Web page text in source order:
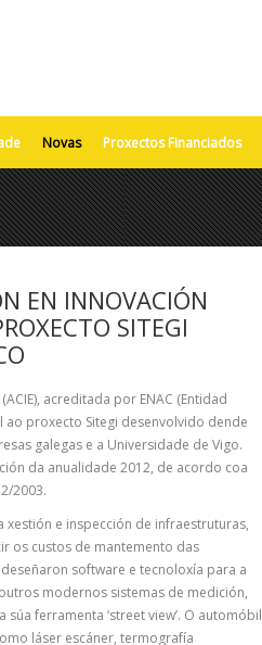
Novas Proxectos Financiados
EN INNOVACIÓN
SITEGI
acreditada por ENAC (Entidad
ao proxecto Sitegi desenvolvido dende
galegas e a Universidade de Vigo.
da anualidade 2012, de acordo coa
2003.
e inspección de infraestruturas,
os custos de mantemento das
software e tecnoloxía para a
modernos sistemas de medición,
ferramenta ‘street view’. O automóbil
láser escáner, termografía